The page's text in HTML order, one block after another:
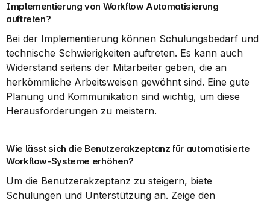
Implementierung von Workflow Automatisierung
auftreten?
Bei der Implementierung können Schulungsbedarf und
technische Schwierigkeiten auftreten. Es kann auch
Widerstand seitens der Mitarbeiter geben, die an
herkömmliche Arbeitsweisen gewöhnt sind. Eine gute
Planung und Kommunikation sind wichtig, um diese
Herausforderungen zu meistern.
Wie lässt sich die Benutzerakzeptanz für automatisierte
Workflow-Systeme erhöhen?
Um die Benutzerakzeptanz zu steigern, biete
Schulungen und Unterstützung an. Zeige den